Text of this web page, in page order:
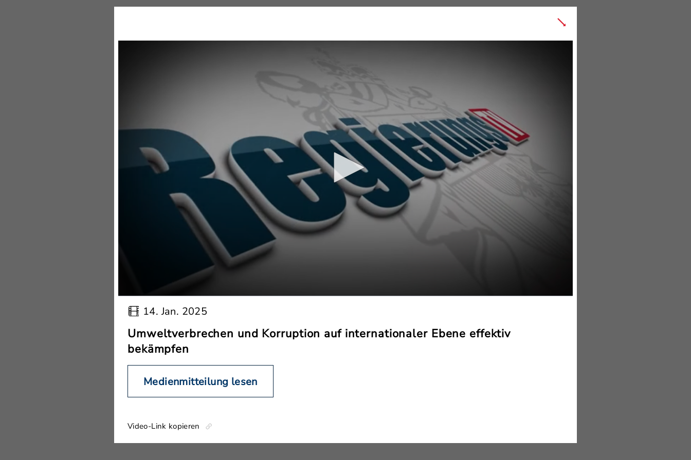
14. Jan. 2025
Umweltverbrechen und Korruption auf internationaler Ebene effektiv
bekämpfen
Medienmitteilung lesen
Video-Link kopieren